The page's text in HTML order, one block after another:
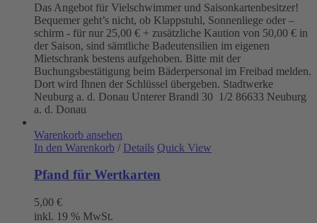
Das Angebot für Vielschwimmer und Saisonkartenbesitzer!
Bequemer geht’s nicht, ob Klappstuhl, Sonnenliege oder –
schirm - für nur 25,00 € + zusätzliche Kaution von 50,00 € in
der Saison, sind sämtliche Badeutensilien im eigenen
Mietschrank bestens aufgehoben. Bitte mit der
Buchungsbestätigung beim Bäderpersonal im Freibad melden.
Dort wird Ihnen der Schlüssel übergeben. Stadtwerke
Neuburg a. d. Donau Unterer Brandl 30 1/2 86633 Neuburg
a. d. Donau
Warenkorb ansehen
In den Warenkorb / Details Quick View
Pfand für Wertkarten
5,00 €
inkl. 19 % MwSt.